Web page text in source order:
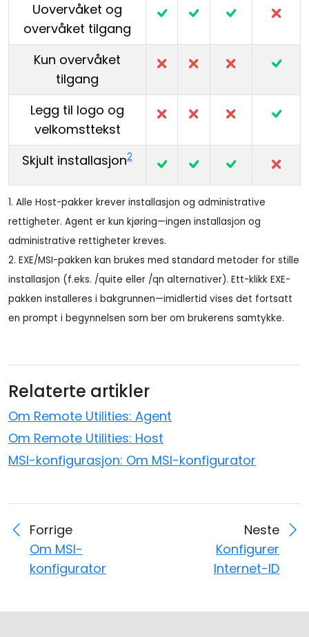
Uovervåket og
overvåket tilgang
Kun overvåket
tilgang
Legg til logo og
velkomsttekst
Skjult installasjon2
1. Alle Host-pakker krever installasjon og administrative
rettigheter. Agent er kun kjøring—ingen installasjon og
administrative rettigheter kreves.
2. EXE/MSI-pakken kan brukes med standard metoder for stille
installasjon (f.eks. /quite eller /qn alternativer). Ett-klikk EXE-
pakken installeres i bakgrunnen—imidlertid vises det fortsatt
en prompt i begynnelsen som ber om brukerens samtykke.
Relaterte artikler
Om Remote Utilities: Agent
Om Remote Utilities: Host
MSI-konfigurasjon: Om MSI-konfigurator
Forrige
Om MSI-
konfigurator
Neste
Konfigurer
Internet-ID